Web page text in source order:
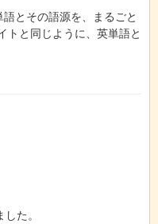
とその語源を、まるごと
トと同じように、英単語と
た。